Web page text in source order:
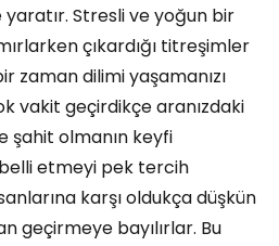
Stresli ve yoğun bir
çıkardığı titreşimler
zaman dilimi yaşamanızı
vakit geçirdikçe aranızdaki
şahit olmanın keyfi
etmeyi pek tercih
karşı oldukça düşkün
geçirmeye bayılırlar. Bu